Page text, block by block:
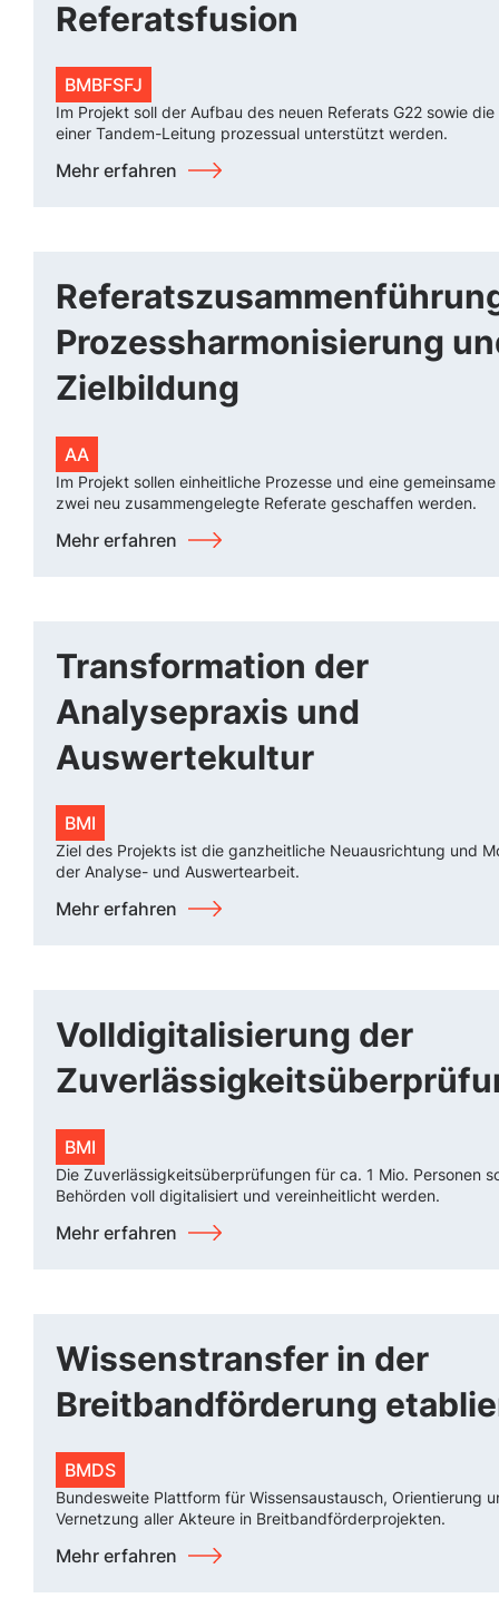
Referatsfusion
BMBFSFJ
Im Projekt soll der Aufbau des neuen Referats G22 sowie
einer Tandem-Leitung prozessual unterstützt werden.
Mehr erfahren
Prozessharmonisierung
Zielbildung
AA
Im Projekt sollen einheitliche Prozesse und eine
zwei neu zusammengelegte Referate geschaffen werden.
Mehr erfahren
Transformation der
Analysepraxis und
Auswertekultur
BMI
Ziel des Projekts ist die ganzheitliche Neuausrichtung und
der Analyse- und Auswertearbeit.
Mehr erfahren
Volldigitalisierung der
BMI
Die Zuverlässigkeitsüberprüfungen für ca. 1 Mio. Personen
Behörden voll digitalisiert und vereinheitlicht werden.
Mehr erfahren
Wissenstransfer in der
Breitbandförderung
BMDS
Bundesweite Plattform für Wissensaustausch, Orientierung
Vernetzung aller Akteure in Breitbandförderprojekten.
Mehr erfahren